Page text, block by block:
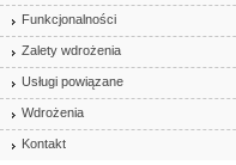
Funkcjonalności
Zalety wdrożenia
Usługi powiązane
Wdrożenia
Kontakt